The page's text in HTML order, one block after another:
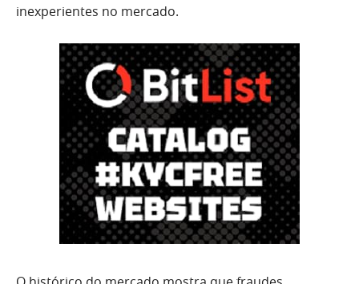
inexperientes no mercado.